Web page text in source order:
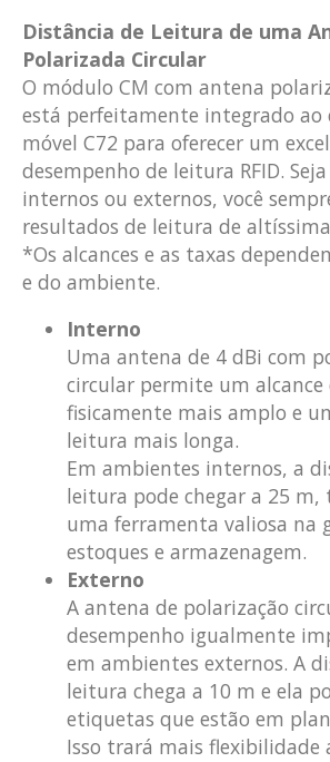
Distância de Leitura de uma
Polarizada Circular
O módulo CM com antena
está perfeitamente integrado
móvel C72 para oferecer um
desempenho de leitura RFID.
internos ou externos, você
resultados de leitura de
*Os alcances e as taxas
e do ambiente.
Interno
Uma antena de 4 dBi com
circular permite um alcance
fisicamente mais amplo e
leitura mais longa.
Em ambientes internos, a
leitura pode chegar a 25 m,
uma ferramenta valiosa na
estoques e armazenagem.
Externo
A antena de polarização
desempenho igualmente
em ambientes externos. A
leitura chega a 10 m e ela
etiquetas que estão em
Isso trará mais flexibilidade